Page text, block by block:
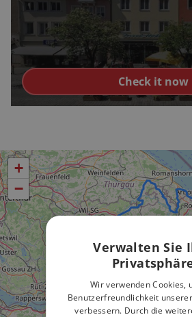
Check it now
+
−
Verwalten Sie
Wir verwenden Cookies,
Benutzerfreundlichkeit
verbessern. Durch die